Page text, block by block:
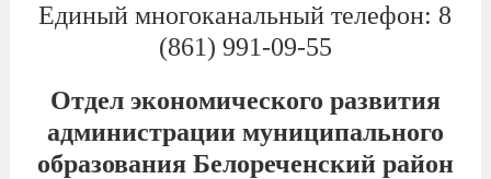
Единый многоканальный телефон: 8
(861) 991-09-55
Отдел экономического развития
администрации муниципального
образования Белореченский район